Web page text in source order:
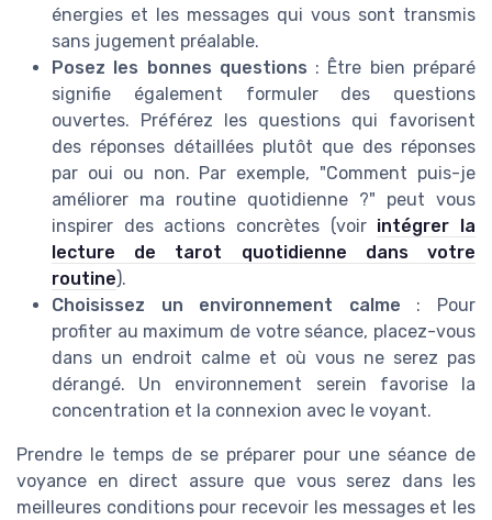
énergies et les messages qui vous sont transmis
sans jugement préalable.
Posez les bonnes questions : Être bien préparé
signifie également formuler des questions
ouvertes. Préférez les questions qui favorisent
des réponses détaillées plutôt que des réponses
par oui ou non. Par exemple, "Comment puis-je
améliorer ma routine quotidienne ?" peut vous
inspirer des actions concrètes (voir intégrer la
lecture de tarot quotidienne dans votre
routine).
Choisissez un environnement calme : Pour
profiter au maximum de votre séance, placez-vous
dans un endroit calme et où vous ne serez pas
dérangé. Un environnement serein favorise la
concentration et la connexion avec le voyant.
Prendre le temps de se préparer pour une séance de
voyance en direct assure que vous serez dans les
meilleures conditions pour recevoir les messages et les